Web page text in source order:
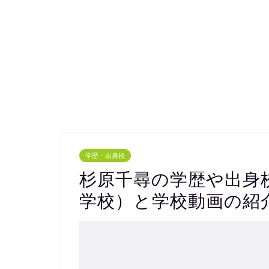
学歴・出身校
杉原千尋の学歴や出身
学校）と学校動画の紹